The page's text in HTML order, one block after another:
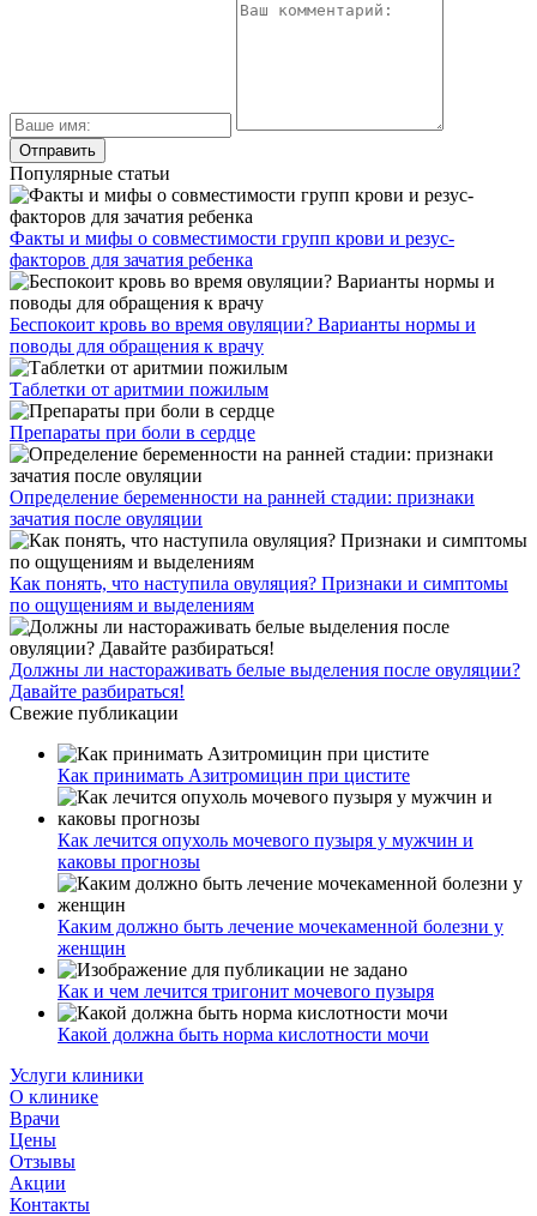
Популярные статьи
Факты и мифы о совместимости групп крови и резус-
факторов для зачатия ребенка
Беспокоит кровь во время овуляции? Варианты нормы и
поводы для обращения к врачу
Таблетки от аритмии пожилым
Препараты при боли в сердце
Определение беременности на ранней стадии: признаки
зачатия после овуляции
Как понять, что наступила овуляция? Признаки и симптомы
по ощущениям и выделениям
Должны ли настораживать белые выделения после овуляции?
Давайте разбираться!
Свежие публикации
Как принимать Азитромицин при цистите
Как лечится опухоль мочевого пузыря у мужчин и
каковы прогнозы
Каким должно быть лечение мочекаменной болезни у
женщин
Как и чем лечится тригонит мочевого пузыря
Какой должна быть норма кислотности мочи
Услуги клиники
О клинике
Врачи
Цены
Отзывы
Акции
Контакты